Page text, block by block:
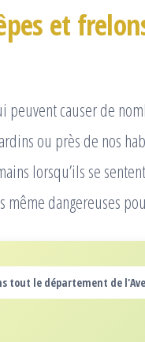
et
peuvent causer de
ou près de nos
lorsqu’ils se
dangereuses
tout le département de